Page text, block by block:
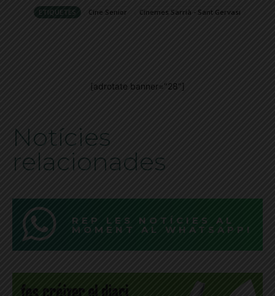
ETIQUETES Cine Senior Cinemes Sarrià - Sant Gervasi
[adrotate banner="28"]
Notícies
relacionades
REP LES NOTÍCIES AL
MOMENT AL WHATSAPP!